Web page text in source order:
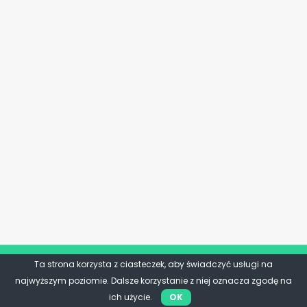
Ta strona korzysta z ciasteczek, aby świadczyć usługi na
najwyższym poziomie. Dalsze korzystanie z niej oznacza zgodę na
ich użycie.
OK